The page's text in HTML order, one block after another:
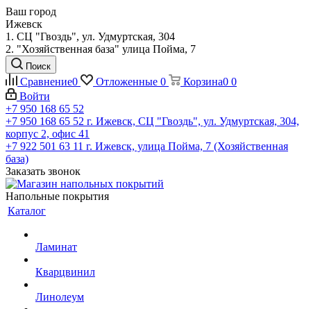
Ваш город
Ижевск
1. СЦ "Гвоздь", ул. Удмуртская, 304
2. "Хозяйственная база" улица Пойма, 7
Поиск
Сравнение0 Отложенные 0 Корзина0 0
Войти
+7 950 168 65 52
+7 950 168 65 52 г. Ижевск, СЦ "Гвоздь", ул. Удмуртская, 304,
корпус 2, офис 41
+7 922 501 63 11 г. Ижевск, улица Пойма, 7 (Хозяйственная
база)
Заказать звонок
Напольные покрытия
Каталог
Ламинат
Кварцвинил
Линолеум